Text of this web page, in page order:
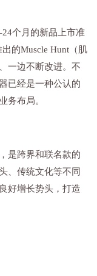
个月的新品上市准
的Muscle Hunt（肌
一边不断改进。不
已经是一种公认的
务布局。
是跨界和联名款的
、传统文化等不同
好增长势头，打造